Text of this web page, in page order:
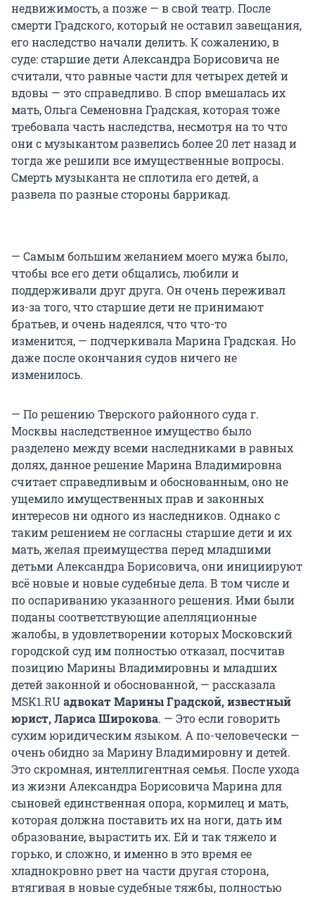
недвижимость, а позже — в свой театр. После
смерти Градского, который не оставил завещания,
его наследство начали делить. К сожалению, в
суде: старшие дети Александра Борисовича не
считали, что равные части для четырех детей и
вдовы — это справедливо. В спор вмешалась их
мать, Ольга Семеновна Градская, которая тоже
требовала часть наследства, несмотря на то что
они с музыкантом развелись более 20 лет назад и
тогда же решили все имущественные вопросы.
Смерть музыканта не сплотила его детей, а
развела по разные стороны баррикад.
— Самым большим желанием моего мужа было,
чтобы все его дети общались, любили и
поддерживали друг друга. Он очень переживал
из-за того, что старшие дети не принимают
братьев, и очень надеялся, что что-то
изменится, — подчеркивала Марина Градская. Но
даже после окончания судов ничего не
изменилось.
— По решению Тверского районного суда г.
Москвы наследственное имущество было
разделено между всеми наследниками в равных
долях, данное решение Марина Владимировна
считает справедливым и обоснованным, оно не
ущемило имущественных прав и законных
интересов ни одного из наследников. Однако с
таким решением не согласны старшие дети и их
мать, желая преимущества перед младшими
детьми Александра Борисовича, они инициируют
всё новые и новые судебные дела. В том числе и
по оспариванию указанного решения. Ими были
поданы соответствующие апелляционные
жалобы, в удовлетворении которых Московский
городской суд им полностью отказал, посчитав
позицию Марины Владимировны и младших
детей законной и обоснованной, — рассказала
MSK1.RUадвокат Марины Градской, известный
юрист, Лариса Широкова. — Это если говорить
сухим юридическим языком. А по-человечески —
очень обидно за Марину Владимировну и детей.
Это скромная, интеллигентная семья. После ухода
из жизни Александра Борисовича Марина для
сыновей единственная опора, кормилец и мать,
которая должна поставить их на ноги, дать им
образование, вырастить их. Ей и так тяжело и
горько, и сложно, и именно в это время ее
хладнокровно рвет на части другая сторона,
втягивая в новые судебные тяжбы, полностью